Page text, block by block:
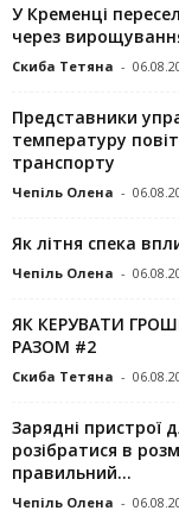
У Кременці
через
Скиба Тетяна -
Представники
температуру
транспорту
Чепіль Олена -
Як літня спека
Чепіль Олена -
ЯК КЕРУВАТИ
РАЗОМ #2
Скиба Тетяна -
Зарядні пристрої
розібратися в
правильний...
Чепіль Олена -